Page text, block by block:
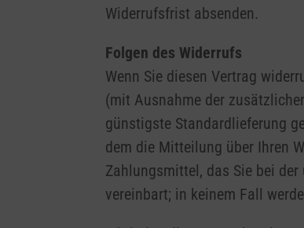
Widerrufsfrist absenden.
Folgen des Widerrufs
Wenn Sie diesen Vertrag
(mit Ausnahme der
günstigste Standardlieferung
dem die Mitteilung über Ihren
Zahlungsmittel, das Sie bei
vereinbart; in keinem Fall